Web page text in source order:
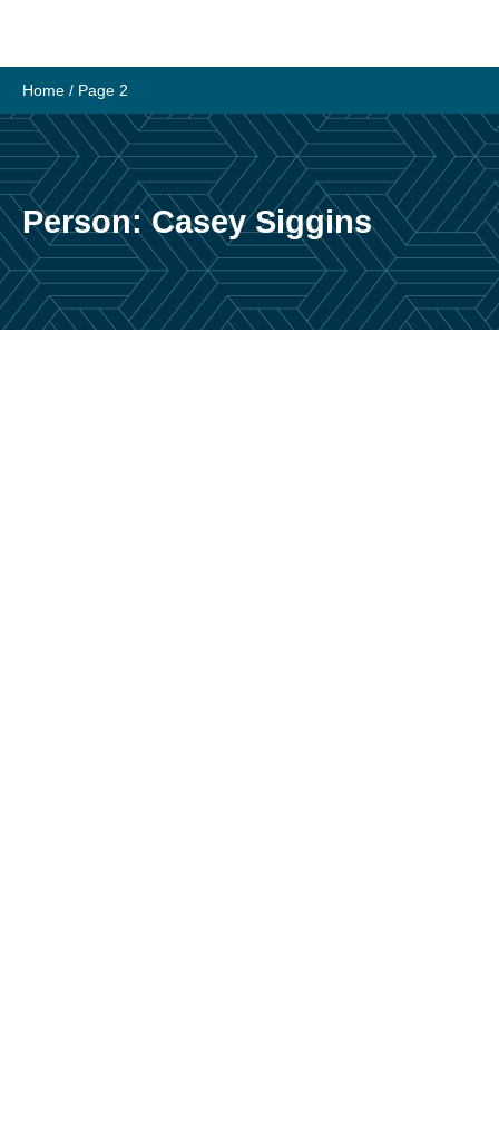
content
Home / Page 2
Person:Casey Siggins